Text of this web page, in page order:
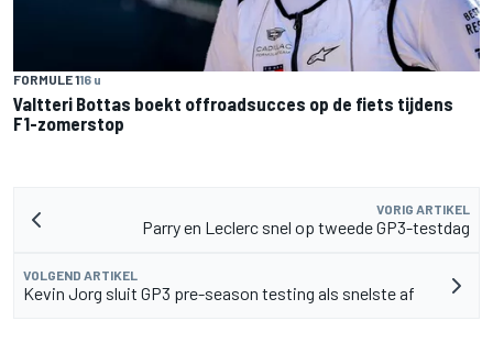
FORMULE 116 u
Valtteri Bottas boekt offroadsucces op de fiets tijdens
F1-zomerstop
VORIG ARTIKEL
Parry en Leclerc snel op tweede GP3-testdag
VOLGEND ARTIKEL
Kevin Jorg sluit GP3 pre-season testing als snelste af